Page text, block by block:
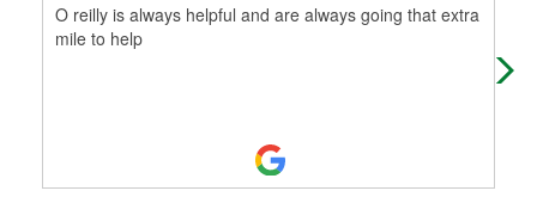
O reilly is always helpful and are always going that extra
mile to help